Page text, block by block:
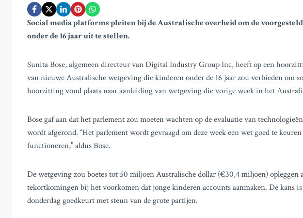
Social media platforms pleiten bij de Australische overheid om de
onder de 16 jaar uit te stellen.
Sunita Bose, algemeen directeur van Digital Industry Group Inc, heeft op een
van nieuwe Australische wetgeving die kinderen onder de 16 jaar zou verbieden om
hoorzitting vond plaats naar aanleiding van wetgeving die vorige week in het
Bose gaf aan dat het parlement zou moeten wachten op de evaluatie van
wordt afgerond. “Het parlement wordt gevraagd om deze week een wet goed te
functioneren,” aldus Bose.
De wetgeving zou boetes tot 50 miljoen Australische dollar (€30,4 miljoen) opleggen
tekortkomingen bij het voorkomen dat jonge kinderen accounts aanmaken. De kans
donderdag goedkeurt met steun van de grote partijen.